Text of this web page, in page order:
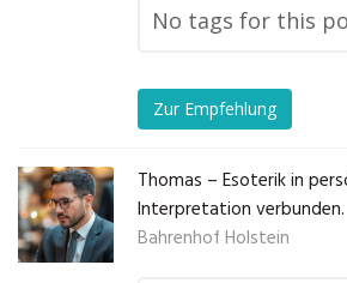
No tags for this
Zur Empfehlung
Thomas – Esoterik in
Interpretation verbunden.
Bahrenhof Holstein